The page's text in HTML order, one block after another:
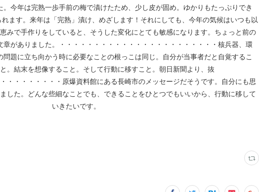
今年は完熟一歩手前の梅で漬けたため、少し皮が固め。ゆかりもたっぷりでき
ます。来年は「完熟」漬け、めざします！それにしても、今年の気候はいつも以
みで手作りをしていると、そうした変化にとても敏感になります。ちょっと前の
がありました。・・・・・・・・・・・・・・・・・・・・・・・核兵器、環
題に立ち向かう時に必要なことの根っこは同じ。自分が当事者だと自覚するこ
。結末を想像すること。そして行動に移すこと。朝日新聞より、抜
・・・・・・・・原爆資料館にある長崎市のメッセージだそうです。自分にも思
した。どんな些細なことでも、できることをひとつでもいいから、行動に移して
いきたいです。